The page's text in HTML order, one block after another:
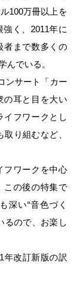
100万冊以上を
く、2011年に
者まで数多くの
んでいる。
ンサート「カー
の耳と目を大い
イフワークとし
り組むなど、
フワークを中心
この後の特集で
深い“音色づく
るので、お楽し
年改訂新版の訳